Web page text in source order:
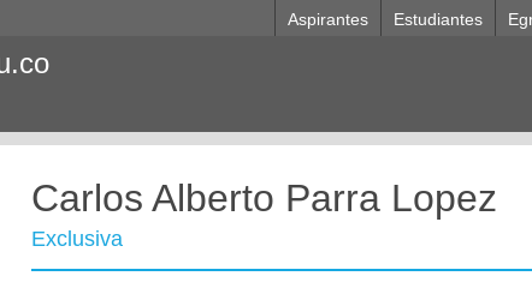
Aspirantes Estudiantes
Carlos Alberto Parra Lopez
Exclusiva